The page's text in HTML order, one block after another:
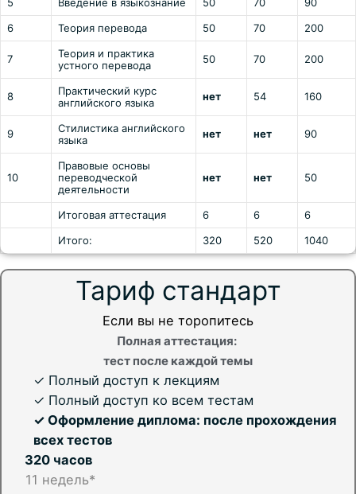
6
Теория перевода 50 70 200
7
Теория и практика
устного перевода
50 70 200
8
Практический курс
английского языка
нет 54 160
9
Стилистика английского
языка
нет нет 90
10
Правовые основы
переводческой
деятельности
нет нет 50
Итоговая аттестация 6 6
6
Итого:
320 520 1040
Тариф стандарт
Если вы не торопитесь
Полная аттестация:
тест после каждой темы
✓ Полный доступ к лекциям
✓ Полный доступ ко всем тестам
✓ Оформление диплома: после прохождения
всех тестов
320 часов
11 недель*